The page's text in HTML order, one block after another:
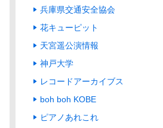
兵庫県交通安全協会
花キューピット
天宮遥公演情報
神戸大学
レコードアーカイブス
boh boh KOBE
ピアノあれこれ